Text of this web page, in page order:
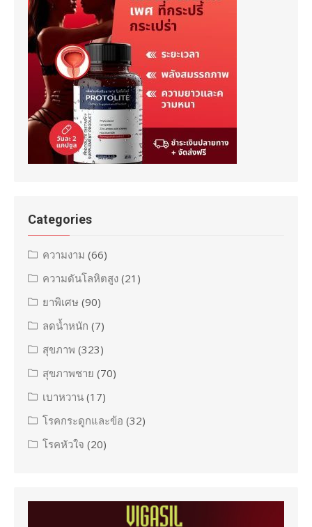
Categories
ความงาม (66)
ความดันโลหิตสูง (21)
ยาพิเศษ (90)
ลดน้ำหนัก (7)
สุขภาพ (323)
สุขภาพชาย (70)
เบาหวาน (17)
โรคกระดูกและข้อ (32)
โรคหัวใจ (20)